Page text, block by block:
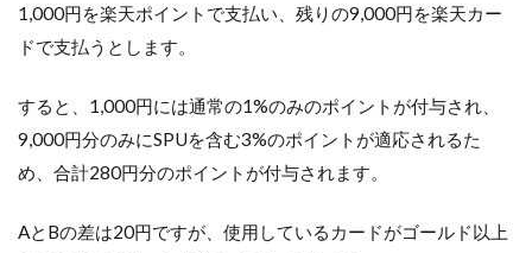
1,000円を楽天ポイントで支払い、残りの9,000円を楽天カー
ドで支払うとします。
すると、1,000円には通常の1%のみのポイントが付与され、
9,000円分のみにSPUを含む3%のポイントが適応されるた
め、合計280円分のポイントが付与されます。
AとBの差は20円ですが、使用しているカードがゴールド以上